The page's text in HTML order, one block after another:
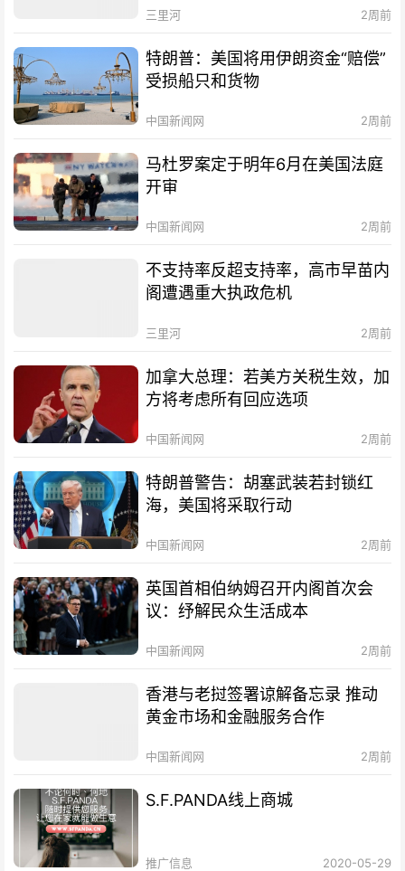
三里河 2周前
特朗普：美国将用伊朗资金“赔偿”
受损船只和货物
中国新闻网 2周前
马杜罗案定于明年6月在美国法庭
开审
中国新闻网 2周前
不支持率反超支持率，高市早苗内
阁遭遇重大执政危机
三里河 2周前
加拿大总理：若美方关税生效，加
方将考虑所有回应选项
中国新闻网 2周前
特朗普警告：胡塞武装若封锁红
海，美国将采取行动
中国新闻网 2周前
英国首相伯纳姆召开内阁首次会
议：纾解民众生活成本
中国新闻网 2周前
香港与老挝签署谅解备忘录 推动
黄金市场和金融服务合作
中国新闻网 2周前
S.F.PANDA线上商城
推广信息 2020-05-29